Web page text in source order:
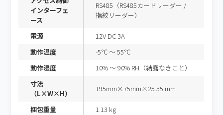
インターフェ
ース
RS485（RS485カードリーダー /
指紋リーダー）
電源
12V DC 3A
動作温度
-5℃ ～ 55℃
動作湿度
10% ～ 90% RH（結露なきこと）
寸法
（L×W×H）
195mm×75mm×25.35 mm
梱包重量
1.13 kg